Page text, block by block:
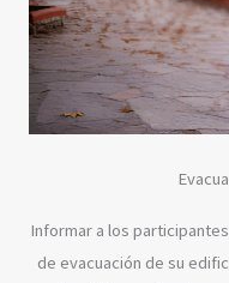
Informar a los
de evacuación de su